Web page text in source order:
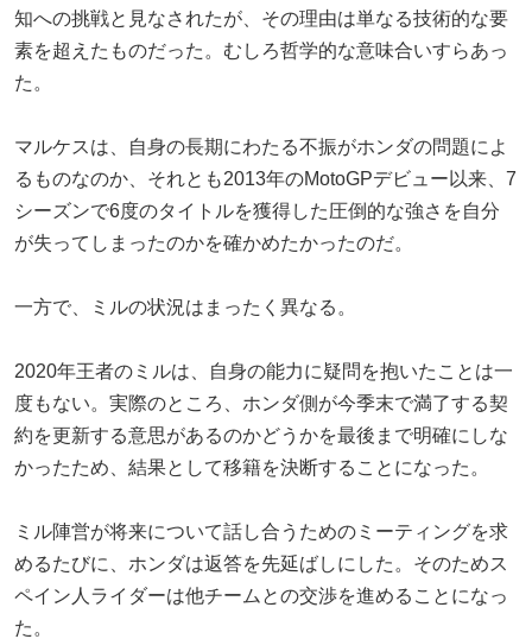
知への挑戦と見なされたが、その理由は単なる技術的な要
素を超えたものだった。むしろ哲学的な意味合いすらあっ
た。
マルケスは、自身の長期にわたる不振がホンダの問題によ
るものなのか、それとも2013年のMotoGPデビュー以来、7
シーズンで6度のタイトルを獲得した圧倒的な強さを自分
が失ってしまったのかを確かめたかったのだ。
一方で、ミルの状況はまったく異なる。
2020年王者のミルは、自身の能力に疑問を抱いたことは一
度もない。実際のところ、ホンダ側が今季末で満了する契
約を更新する意思があるのかどうかを最後まで明確にしな
かったため、結果として移籍を決断することになった。
ミル陣営が将来について話し合うためのミーティングを求
めるたびに、ホンダは返答を先延ばしにした。そのためス
ペイン人ライダーは他チームとの交渉を進めることになっ
た。